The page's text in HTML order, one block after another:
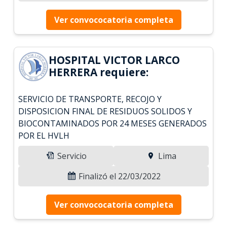
Ver convococatoria completa
HOSPITAL VICTOR LARCO
HERRERA requiere:
SERVICIO DE TRANSPORTE, RECOJO Y
DISPOSICION FINAL DE RESIDUOS SOLIDOS Y
BIOCONTAMINADOS POR 24 MESES GENERADOS
POR EL HVLH
Servicio
Lima
Finalizó el 22/03/2022
Ver convococatoria completa